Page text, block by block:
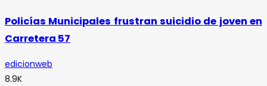
Policías Municipales frustran suicidio de joven en
Carretera 57
edicionweb
8.9K